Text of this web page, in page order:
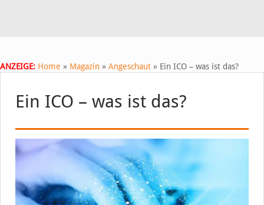
ANZEIGE: Home » Magazin » Angeschaut » Ein ICO – was ist das?
Ein ICO – was ist das?